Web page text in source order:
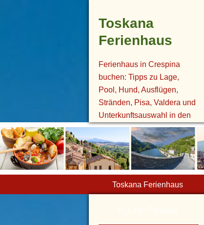
Toskana
Ferienhaus
Ferienhaus in Crespina
buchen: Tipps zu Lage,
Pool, Hund, Ausflügen,
Stränden, Pisa, Valdera und
Unterkunftsauswahl in den
Pisaner Hügeln.
Toskana Ferienhaus